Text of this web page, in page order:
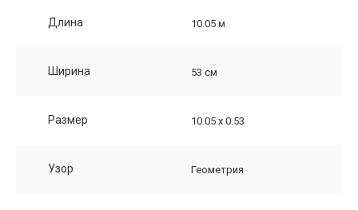
Длина 10.05 м
Ширина 53 см
Размер 10.05 х 0.53
Узор Геометрия